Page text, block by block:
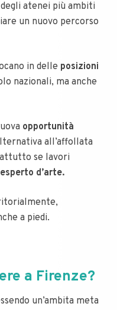
atenei più ambiti
un nuovo percorso
in delle posizioni
nazionali, ma anche
opportunità
all’affollata
se lavori
esperto d’arte.
a piedi.
a Firenze?
un’ambita meta